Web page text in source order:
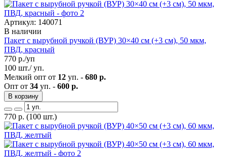
Артикул: 140071
В наличии
Пакет с вырубной ручкой (ВУР) 30×40 см (+3 см), 50 мкм,
ПВД, красный
770 р./уп
100 шт./ уп.
Мелкий опт от 12 уп. - 680 р.
Опт от 34 уп. - 600 р.
В корзину
770 р. (100 шт.)